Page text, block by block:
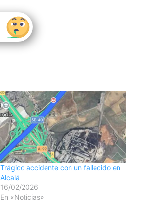
Trágico accidente con un fallecido en
Alcalá
16/02/2026
En «Noticias»